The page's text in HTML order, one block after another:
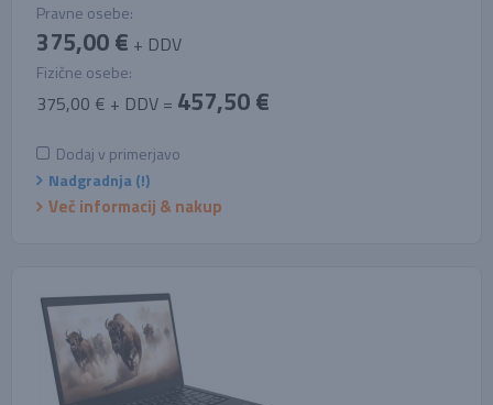
Pravne osebe:
375,00 € + DDV
Fizične osebe:
375,00 € + DDV = 457,50 €
Dodaj v primerjavo
Nadgradnja (!)
Več informacij & nakup